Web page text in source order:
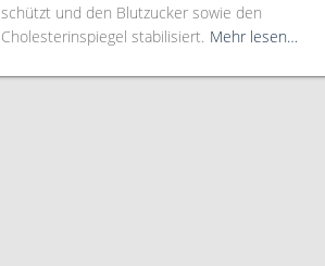
schützt und den Blutzucker sowie den
Cholesterinspiegel stabilisiert. Mehr lesen…